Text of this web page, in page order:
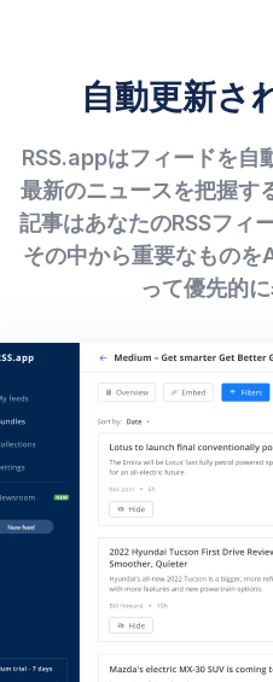
自動更新さ
RSS.appはフィードを自
最新のニュースを把握す
記事はあなたのRSSフィ
その中から重要なもの
って優先的に